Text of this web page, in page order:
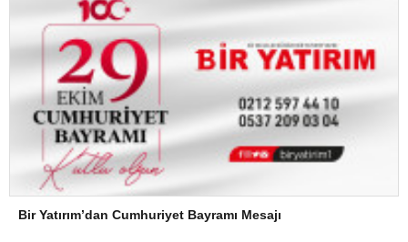
Bir Yatırım’dan Cumhuriyet Bayramı Mesajı